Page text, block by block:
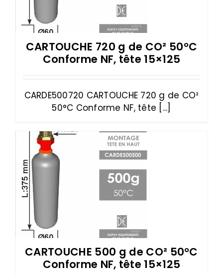
CARTOUCHE 720 g de CO² 50°C
Conforme NF, tête 15×125
CARDE500720 CARTOUCHE 720 g de CO²
50°C Conforme NF, tête [...]
CARTOUCHE 500 g de CO² 50°C
Conforme NF, tête 15×125